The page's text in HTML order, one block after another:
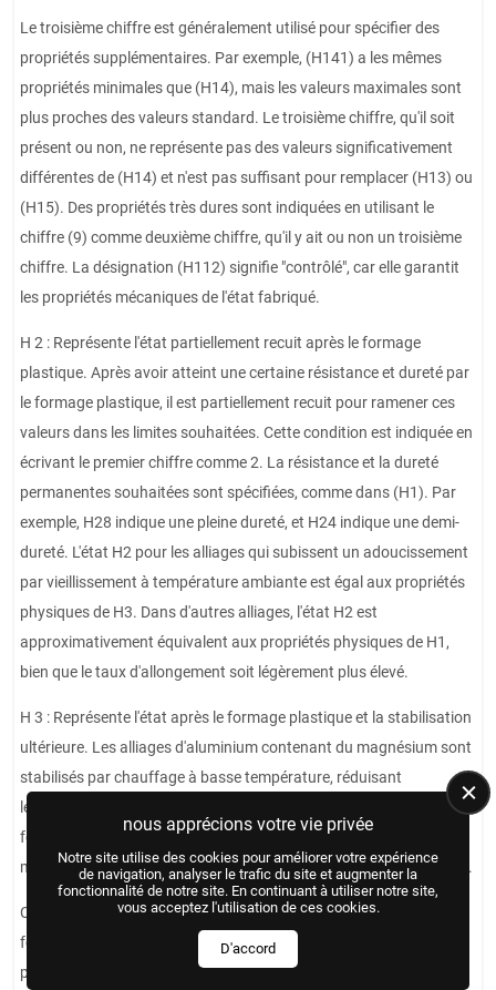
Le troisième chiffre est généralement utilisé pour spécifier des
propriétés supplémentaires. Par exemple, (H141) a les mêmes
propriétés minimales que (H14), mais les valeurs maximales sont
plus proches des valeurs standard. Le troisième chiffre, qu'il soit
présent ou non, ne représente pas des valeurs significativement
différentes de (H14) et n'est pas suffisant pour remplacer (H13) ou
(H15). Des propriétés très dures sont indiquées en utilisant le
chiffre (9) comme deuxième chiffre, qu'il y ait ou non un troisième
chiffre. La désignation (H112) signifie "contrôlé", car elle garantit
les propriétés mécaniques de l'état fabriqué.
H 2 : Représente l'état partiellement recuit après le formage
plastique. Après avoir atteint une certaine résistance et dureté par
le formage plastique, il est partiellement recuit pour ramener ces
valeurs dans les limites souhaitées. Cette condition est indiquée en
écrivant le premier chiffre comme 2. La résistance et la dureté
permanentes souhaitées sont spécifiées, comme dans (H1). Par
exemple, H28 indique une pleine dureté, et H24 indique une demi-
dureté. L'état H2 pour les alliages qui subissent un adoucissement
par vieillissement à température ambiante est égal aux propriétés
physiques de H3. Dans d'autres alliages, l'état H2 est
approximativement équivalent aux propriétés physiques de H1,
bien que le taux d'allongement soit légèrement plus élevé.
H 3 : Représente l'état après le formage plastique et la stabilisation
ultérieure. Les alliages d'aluminium contenant du magnésium sont
stabilisés par chauffage à basse température, réduisant
légèrement leur résistance tout en augmentant leur aptitude au
formage. Si ce processus n'est pas réalisé, les changements
mentionnés se produisent très lentement à température ambiante.
Ce processus est indiqué par le troisième chiffre après (H). Le
formage plastique est également exprimé par les deux ou le
premier chiffre après (H).
nous apprécions votre vie privée
Notre site utilise des cookies pour améliorer votre expérience
de navigation, analyser le trafic du site et augmenter la
fonctionnalité de notre site. En continuant à utiliser notre site,
vous acceptez l'utilisation de ces cookies.
D'accord